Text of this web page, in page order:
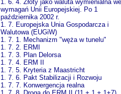
1. 6. 4. Złoty jako waluta wymienialna
wymagań Unii Europejskiej. Po 1
października 2002 r.
1. 7. Europejska Unia Gospodarcza i
Walutowa (EUGiW)
1. 7. 1. Mechanizm "węża w tunelu"
1. 7. 2. ERMI
1. 7. 3. Plan Delorsa
1. 7. 4. ERM II
1. 7. 5. Kryteria z Maastricht
1. 7. 6. Pakt Stabilizacji i Rozwoju
1. 7. 7. Konwergencja realna